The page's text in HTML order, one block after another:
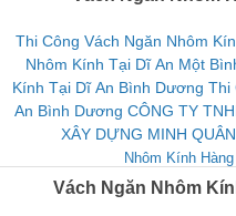
Thi Công Vách Ngăn Nhôm
Nhôm Kính Tại Dĩ An Một
Kính Tại Dĩ An Bình Dương
An Bình Dương CÔNG TY
XÂY DỰNG MINH
Nhôm Kính
Vách Ngăn Nhôm